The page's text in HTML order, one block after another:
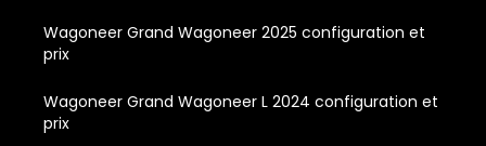
Wagoneer Grand Wagoneer 2025 configuration et
prix
Wagoneer Grand Wagoneer L 2024 configuration et
prix